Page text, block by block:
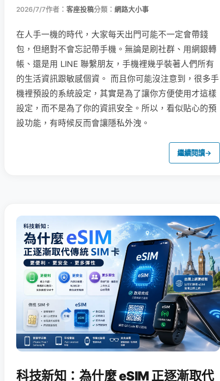
2026/7/7作者： 客座投稿分類： 網路大小事
在人手一機的時代，大家每天出門可能不一定會帶錢
包，但絕對不會忘記帶手機。無論是刷社群、用網銀轉
帳、還是用 LINE 聯繫朋友，手機裡幾乎裝著人們所有
的生活資訊跟敏感個資。 而且你可能沒注意到，很多手
機裡預設的系統設定，其實是為了讓你方便使用才這樣
設定，而不是為了你的資訊安全。所以，看似貼心的預
設功能，有時候反而會讓隱私外洩。
繼續閱讀→
科技新知：為什麼 eSIM 正逐漸取代